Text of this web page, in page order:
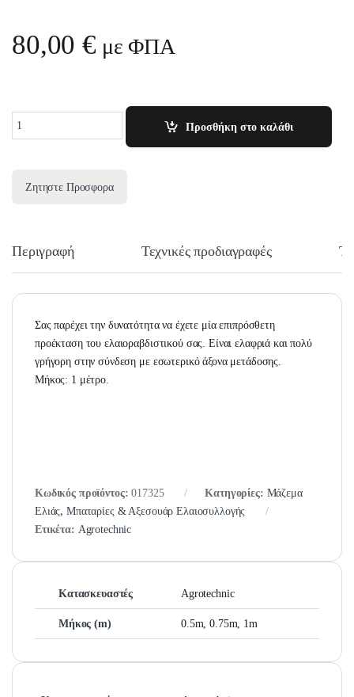
80,00€ με ΦΠΑ
Προσθήκη στο καλάθι
Ζητηστε Προσφορα
Περιγραφή Τεχνικές προδιαγραφές
Σας παρέχει την δυνατότητα να έχετε μία επιπρόσθετη
προέκταση του ελαιοραβδιστικού σας. Είναι ελαφριά και πολύ
γρήγορη στην σύνδεση με εσωτερικό άξονα μετάδοσης.
Μήκος: 1 μέτρο.
Κωδικός προϊόντος:017325 Κατηγορίες: Μάζεμα
Ελιάς,Μπαταρίες & Αξεσουάρ Ελαιοσυλλογής
Ετικέτα: Agrotechnic
Κατασκευαστές Agrotechnic
Μήκος (m) 0.5m, 0.75m, 1m